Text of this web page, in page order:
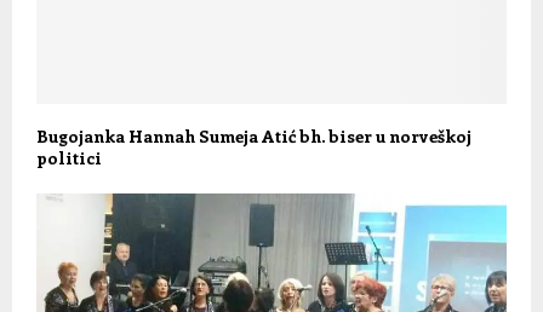
Bugojanka Hannah Sumeja Atić bh. biser u norveškoj
politici